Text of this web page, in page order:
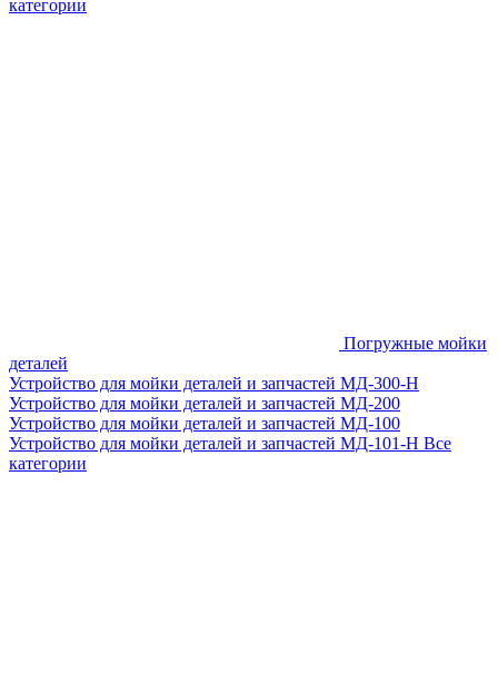
категории
Погружные мойки
деталей
Устройство для мойки деталей и запчастей МД-300-H
Устройство для мойки деталей и запчастей МД-200
Устройство для мойки деталей и запчастей МД-100
Устройство для мойки деталей и запчастей МД-101-Н Все
категории